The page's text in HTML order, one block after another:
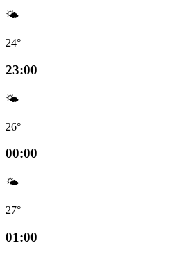
🌤️
24°
23:00
🌤️
26°
00:00
🌤️
27°
01:00